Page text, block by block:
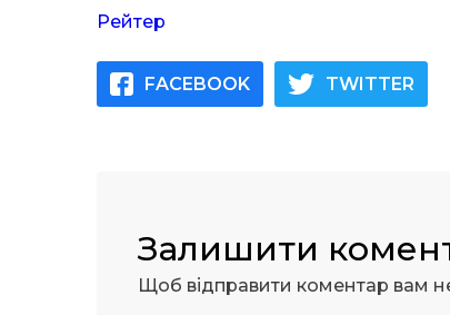
Рейтер
FACEBOOK TWITTER
Залишити
Щоб відправити коментар вам